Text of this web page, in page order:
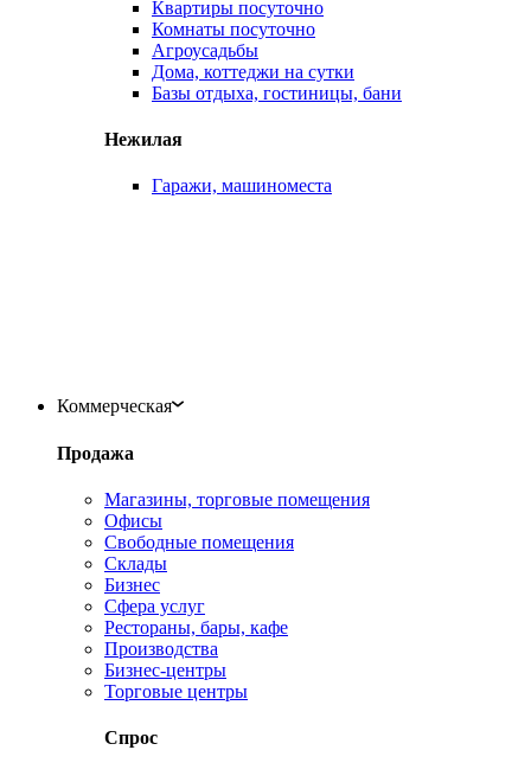
Квартиры посуточно
Комнаты посуточно
Агроусадьбы
Дома, коттеджи на сутки
Базы отдыха, гостиницы, бани
Нежилая
Гаражи, машиноместа
Коммерческая
Продажа
Магазины, торговые помещения
Офисы
Свободные помещения
Склады
Бизнес
Сфера услуг
Рестораны, бары, кафе
Производства
Бизнес-центры
Торговые центры
Спрос